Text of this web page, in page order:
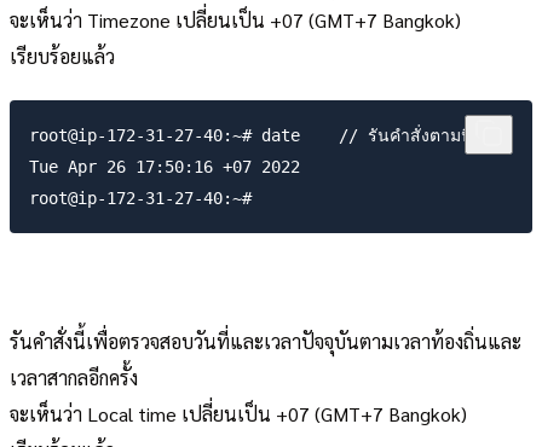
จะเห็นว่า Timezone เปลี่ยนเป็น +07 (GMT+7 Bangkok)
เรียบร้อยแล้ว
root@ip-172-31-27-40:~# date    // รันคำสั่งตามนี้
Tue Apr 26 17:50:16 +07 2022
รันคำสั่งนี้เพื่อตรวจสอบวันที่และเวลาปัจจุบันตามเวลาท้องถิ่นและ
เวลาสากลอีกครั้ง
จะเห็นว่า Local time เปลี่ยนเป็น +07 (GMT+7 Bangkok)